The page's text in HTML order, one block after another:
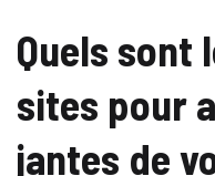
Quels sont
sites pour
jantes de